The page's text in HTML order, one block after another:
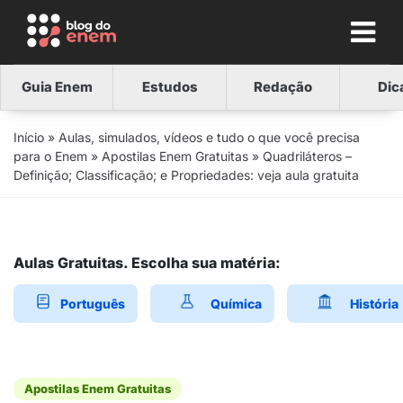
Guia Enem Estudos Redação
Início » Aulas, simulados, vídeos e tudo o que você precisa
para o Enem » Apostilas Enem Gratuitas » Quadriláteros –
Definição; Classificação; e Propriedades: veja aula gratuita
Aulas Gratuitas. Escolha sua matéria:
Português Química História
Apostilas Enem Gratuitas